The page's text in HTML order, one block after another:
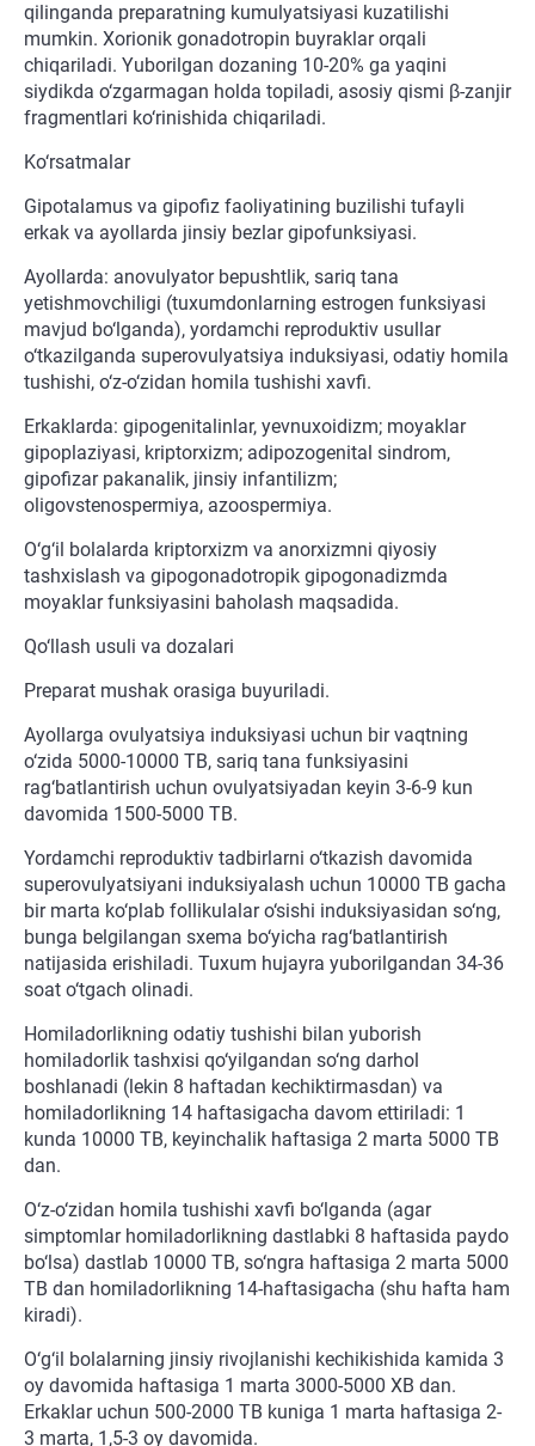
qilinganda preparatning kumulyatsiyasi kuzatilishi
mumkin. Xorionik gonadotropin buyraklar orqali
chiqariladi. Yuborilgan dozaning 10-20% ga yaqini
siydikda o‘zgarmagan holda topiladi, asosiy qismi β-zanjir
fragmentlari ko‘rinishida chiqariladi.
Ko‘rsatmalar
Gipotalamus va gipofiz faoliyatining buzilishi tufayli
erkak va ayollarda jinsiy bezlar gipofunksiyasi.
Ayollarda: anovulyator bepushtlik, sariq tana
yetishmovchiligi (tuxumdonlarning estrogen funksiyasi
mavjud bo‘lganda), yordamchi reproduktiv usullar
o‘tkazilganda superovulyatsiya induksiyasi, odatiy homila
tushishi, o‘z-o‘zidan homila tushishi xavfi.
Erkaklarda: gipogenitalinlar, yevnuxoidizm; moyaklar
gipoplaziyasi, kriptorxizm; adipozogenital sindrom,
gipofizar pakanalik, jinsiy infantilizm;
oligovstenospermiya, azoospermiya.
O‘g‘il bolalarda kriptorxizm va anorxizmni qiyosiy
tashxislash va gipogonadotropik gipogonadizmda
moyaklar funksiyasini baholash maqsadida.
Qo‘llash usuli va dozalari
Preparat mushak orasiga buyuriladi.
Ayollarga ovulyatsiya induksiyasi uchun bir vaqtning
o‘zida 5000-10000 TB, sariq tana funksiyasini
rag‘batlantirish uchun ovulyatsiyadan keyin 3-6-9 kun
davomida 1500-5000 TB.
Yordamchi reproduktiv tadbirlarni o‘tkazish davomida
superovulyatsiyani induksiyalash uchun 10000 TB gacha
bir marta ko‘plab follikulalar o‘sishi induksiyasidan so‘ng,
bunga belgilangan sxema bo‘yicha rag‘batlantirish
natijasida erishiladi. Tuxum hujayra yuborilgandan 34-36
soat o‘tgach olinadi.
Homiladorlikning odatiy tushishi bilan yuborish
homiladorlik tashxisi qo‘yilgandan so‘ng darhol
boshlanadi (lekin 8 haftadan kechiktirmasdan) va
homiladorlikning 14 haftasigacha davom ettiriladi: 1
kunda 10000 TB, keyinchalik haftasiga 2 marta 5000 TB
dan.
O‘z-o‘zidan homila tushishi xavfi bo‘lganda (agar
simptomlar homiladorlikning dastlabki 8 haftasida paydo
bo‘lsa) dastlab 10000 TB, so‘ngra haftasiga 2 marta 5000
TB dan homiladorlikning 14-haftasigacha (shu hafta ham
kiradi).
O‘g‘il bolalarning jinsiy rivojlanishi kechikishida kamida 3
oy davomida haftasiga 1 marta 3000-5000 XB dan.
Erkaklar uchun 500-2000 TB kuniga 1 marta haftasiga 2-
3 marta, 1,5-3 oy davomida.